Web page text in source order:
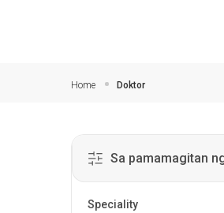
Home Doktor
Sa pamamagitan
Speciality